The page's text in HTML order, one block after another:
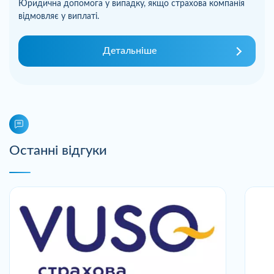
Юридична допомога у випадку, якщо страхова компанія
відмовляє у виплаті.
Детальніше
Останні відгуки